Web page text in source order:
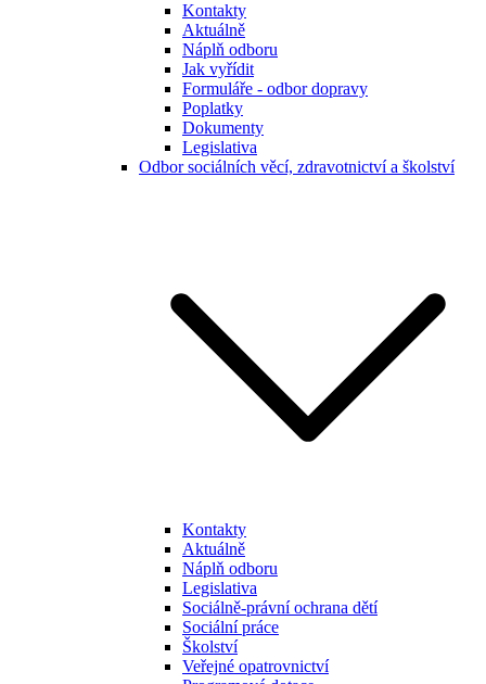
Kontakty
Aktuálně
Náplň odboru
Jak vyřídit
Formuláře - odbor dopravy
Poplatky
Dokumenty
Legislativa
Odbor sociálních věcí, zdravotnictví a školství
Kontakty
Aktuálně
Náplň odboru
Legislativa
Sociálně-právní ochrana dětí
Sociální práce
Školství
Veřejné opatrovnictví